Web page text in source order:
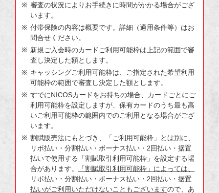
審査の状況によりお手続きに時間がかかる場合がござ
います。
付帯保険の内容は概要です。詳細（適用条件等）はお
問合せください。
新規ご入会時のカードご利用可能枠は上記の範囲で審
査し決定した額とします。
キャッシングご利用可能枠は、ご指定された希望利用
可能枠の範囲で審査し決定した額とします。
すでにNICOSカードをお持ちの場合、カードごとにご
利用可能枠を設定しますが、保有カードのうち最も高
いご利用可能枠の範囲内でのご利用となる場合がござ
います。
割賦販売法にもとづき、「ご利用可能枠」とは別に、
リボ払い・分割払い・ボーナス払い・2回払い・据置
払いで使用する「割賦取引利用可能枠」を設定する場
合があります。
「割賦取引利用可能枠」によっては、
リボ払い・分割払い・ボーナス払い・2回払い・据置
払いがご利用いただけないこともございますので、あ